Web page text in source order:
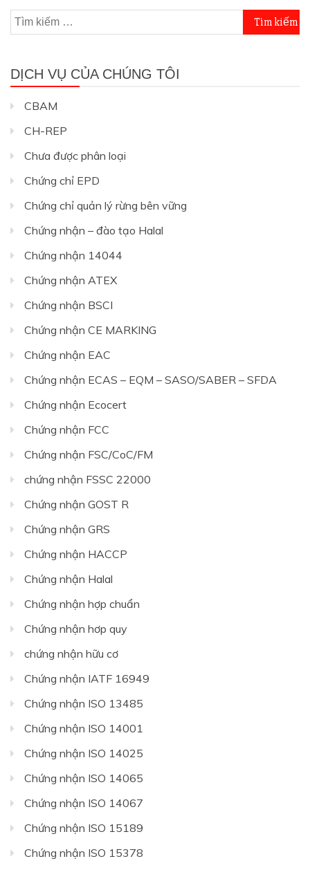
Tìm
kiếm
DỊCH VỤ CỦA CHÚNG TÔI
CBAM
CH-REP
Chưa được phân loại
Chứng chỉ EPD
Chứng chỉ quản lý rừng bên vững
Chứng nhận – đào tạo Halal
Chứng nhận 14044
Chứng nhận ATEX
Chứng nhận BSCI
Chứng nhận CE MARKING
Chứng nhận EAC
Chứng nhận ECAS – EQM – SASO/SABER – SFDA
Chứng nhận Ecocert
Chứng nhận FCC
Chứng nhận FSC/CoC/FM
chứng nhận FSSC 22000
Chứng nhận GOST R
Chứng nhận GRS
Chứng nhận HACCP
Chứng nhận Halal
Chứng nhận hợp chuẩn
Chứng nhận hơp quy
chứng nhận hữu cơ
Chứng nhận IATF 16949
Chứng nhận ISO 13485
Chứng nhận ISO 14001
Chứng nhận ISO 14025
Chứng nhận ISO 14065
Chứng nhận ISO 14067
Chứng nhận ISO 15189
Chứng nhận ISO 15378